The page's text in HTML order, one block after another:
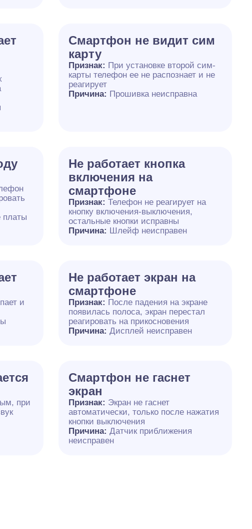
Смартфон не видит сим
карту
Признак: При установке второй сим-
карты телефон ее не распознает и не
реагирует
Причина: Прошивка неисправна
платы
Не работает кнопка
включения на
смартфоне
Признак: Телефон не реагирует на
кнопку включения-выключения,
остальные кнопки исправны
Причина: Шлейф неисправен
и
Не работает экран на
смартфоне
Признак: После падения на экране
появилась полоса, экран перестал
реагировать на прикосновения
Причина: Дисплей неисправен
при
Смартфон не гаснет
экран
Признак: Экран не гаснет
автоматически, только после нажатия
кнопки выключения
Причина: Датчик приближения
неисправен